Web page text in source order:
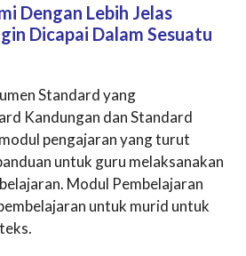
Dengan Lebih Jelas
Dicapai Dalam Sesuatu
Standard yang
Kandungan dan Standard
pengajaran yang turut
untuk guru melaksanakan
Modul Pembelajaran
untuk murid untuk